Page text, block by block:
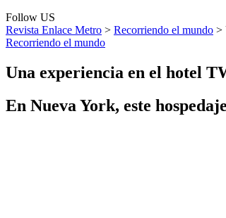
Follow US
Revista Enlace Metro > Recorriendo el mundo >
Recorriendo el mundo
Una experiencia en el hotel
En Nueva York, este